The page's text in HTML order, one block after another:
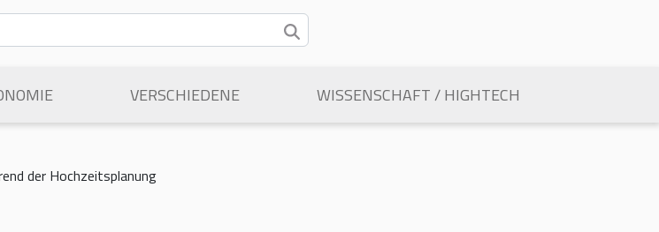
VERSCHIEDENE WISSENSCHAFT / HIGHTECH
der Hochzeitsplanung